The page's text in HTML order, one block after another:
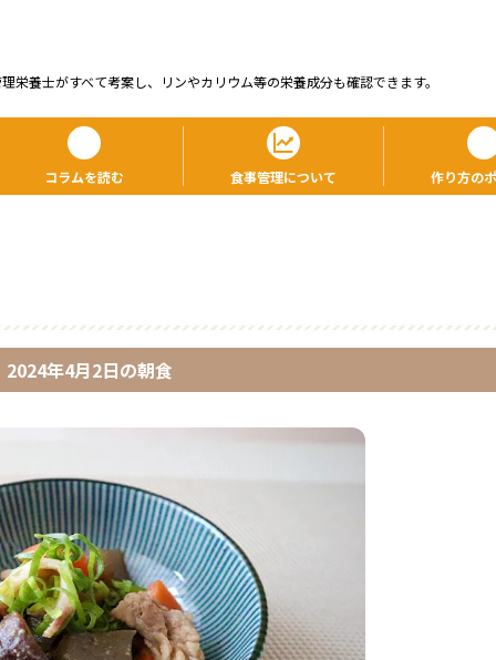
栄養⼠がすべて考案し、リンやカリウム等の栄養成分も確認できます。
コラムを読む 食事管理について 作り方の
2024年4月2日の朝食